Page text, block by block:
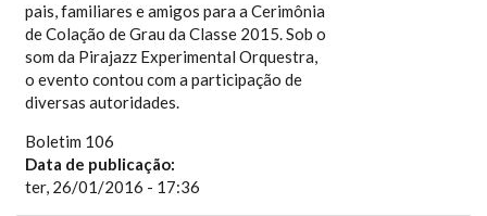
pais, familiares e amigos para a Cerimônia
de Colação de Grau da Classe 2015. Sob o
som da Pirajazz Experimental Orquestra,
o evento contou com a participação de
diversas autoridades.
Boletim 106
Data de publicação:
ter, 26/01/2016 - 17:36